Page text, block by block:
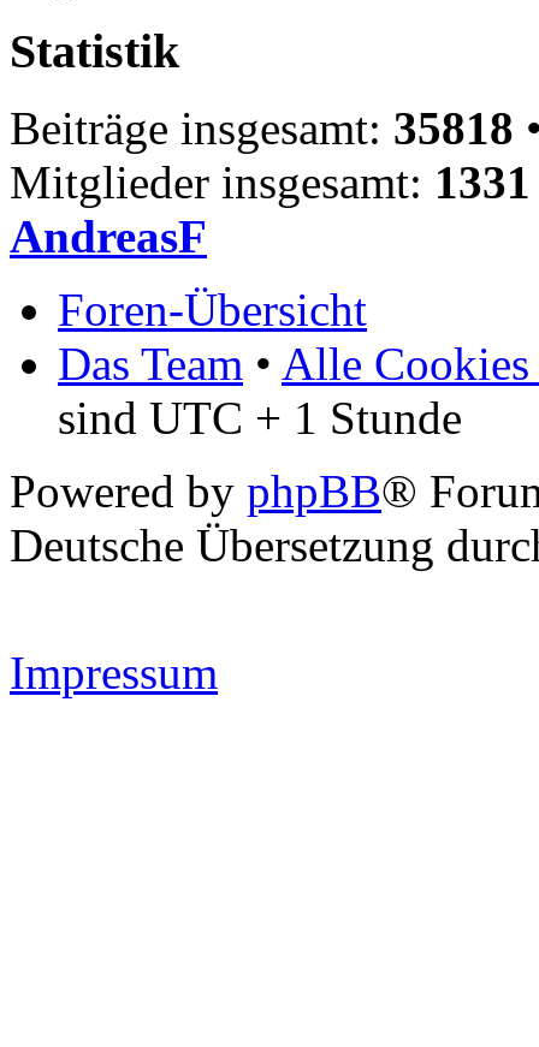
Statistik
Beiträge insgesamt: 35818
Mitglieder insgesamt: 1331
AndreasF
Foren-Übersicht
Das Team • Alle Cookies
sind UTC + 1 Stunde
Powered by phpBB®
Deutsche Übersetzung
Impressum